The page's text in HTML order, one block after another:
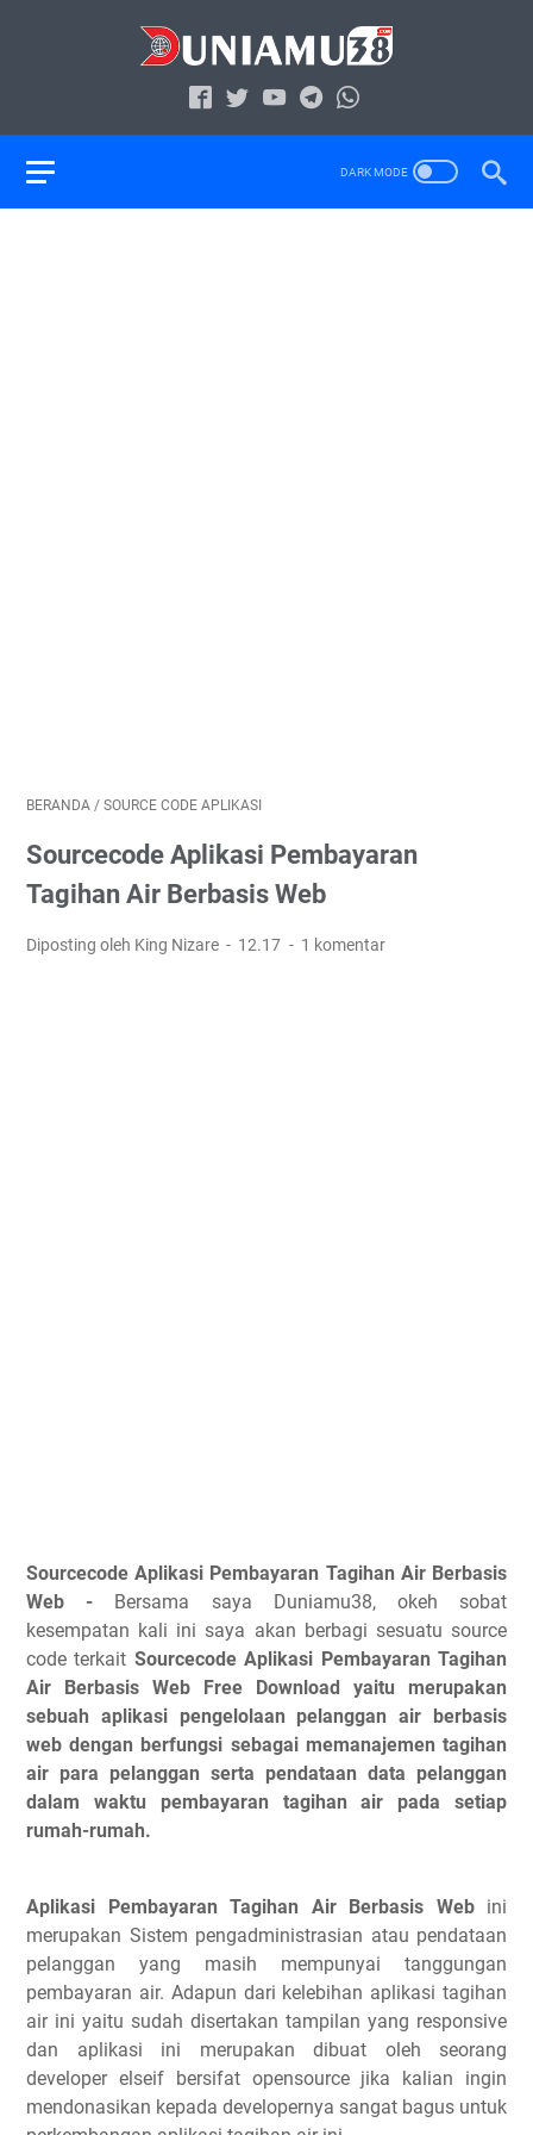
BERANDA / SOURCE CODE APLIKASI
Sourcecode Aplikasi Pembayaran
Tagihan Air Berbasis Web
Diposting oleh King Nizare 12.17 1 komentar
Sourcecode Aplikasi Pembayaran Tagihan Air Berbasis
Web - Bersama saya Duniamu38, okeh sobat
kesempatan kali ini saya akan berbagi sesuatu source
code terkait Sourcecode Aplikasi Pembayaran Tagihan
Air Berbasis Web Free Download yaitu merupakan
sebuah aplikasi pengelolaan pelanggan air berbasis
web dengan berfungsi sebagai memanajemen tagihan
air para pelanggan serta pendataan data pelanggan
dalam waktu pembayaran tagihan air pada setiap
rumah-rumah.
Aplikasi Pembayaran Tagihan Air Berbasis Webini
merupakan Sistem pengadministrasian atau pendataan
pelanggan yang masih mempunyai tanggungan
pembayaran air. Adapun dari kelebihan aplikasi tagihan
air ini yaitu sudah disertakan tampilan yang responsive
dan aplikasi ini merupakan dibuat oleh seorang
developer elseif bersifat opensource jika kalian ingin
mendonasikan kepada developernya sangat bagus untuk